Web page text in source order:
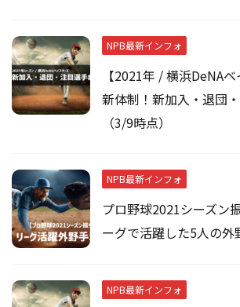
NPB最新インフォ
【2021年 / 横浜DeNA
新体制！新加入・退団
（3/9時点）
NPB最新インフォ
プロ野球2021シーズン
ーグで活躍した5人の外
NPB最新インフォ